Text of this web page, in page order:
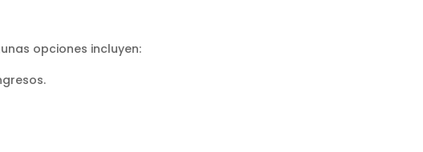
opciones incluyen: